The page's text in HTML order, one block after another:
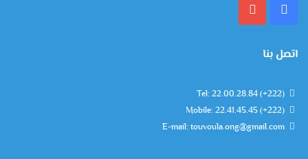
فيسبوك
اتصل بنا